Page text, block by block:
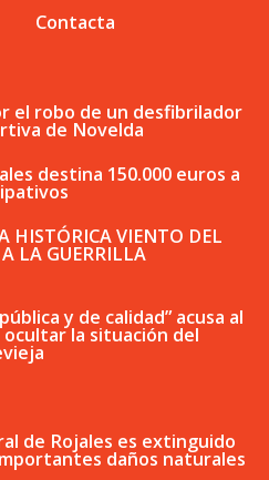
Contacta
el robo de un desfibrilador
de Novelda
destina 150.000 euros a
HISTÓRICA VIENTO DEL
LA GUERRILLA
y de calidad” acusa al
la situación del
de Rojales es extinguido
daños naturales